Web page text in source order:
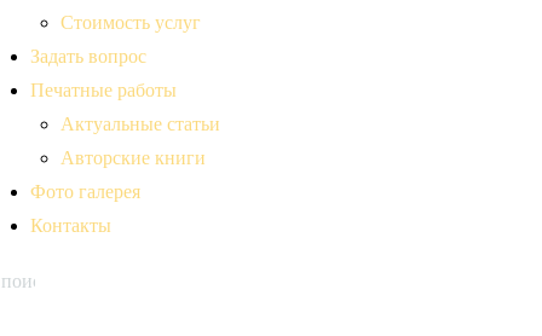
Стоимость услуг
Задать вопрос
Печатные работы
Актуальные статьи
Авторские книги
Фото галерея
Контакты